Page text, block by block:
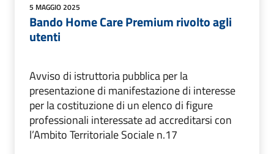
5 MAGGIO 2025
Bando Home Care Premium rivolto agli
utenti
Avviso di istruttoria pubblica per la
presentazione di manifestazione di interesse
per la costituzione di un elenco di figure
professionali interessate ad accreditarsi con
l’Ambito Territoriale Sociale n.17